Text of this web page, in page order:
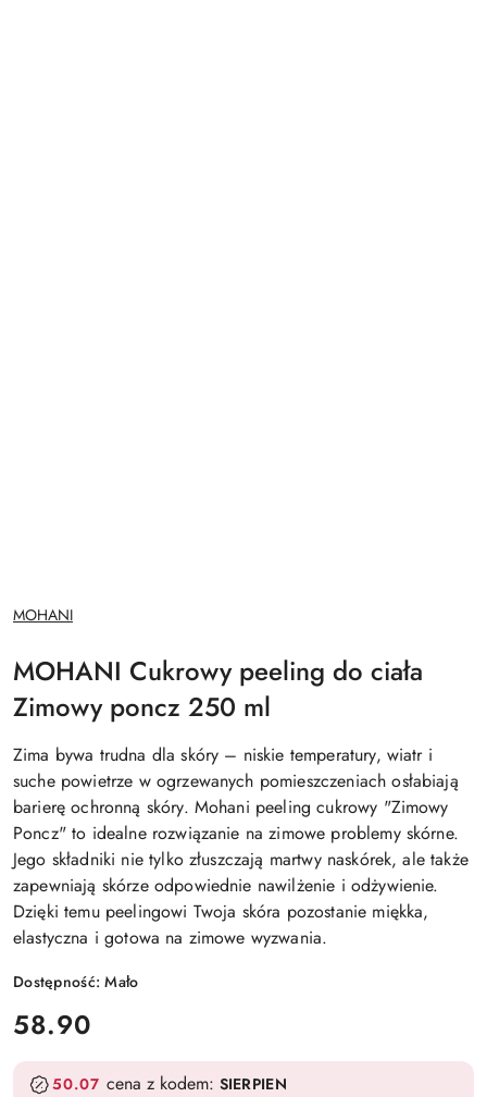
NAZWA
PRODUCENTA:
MOHANI
MOHANI Cukrowy peeling do ciała
Zimowy poncz 250 ml
Zima bywa trudna dla skóry – niskie temperatury, wiatr i
suche powietrze w ogrzewanych pomieszczeniach osłabiają
barierę ochronną skóry. Mohani peeling cukrowy "Zimowy
Poncz" to idealne rozwiązanie na zimowe problemy skórne.
Jego składniki nie tylko złuszczają martwy naskórek, ale także
zapewniają skórze odpowiednie nawilżenie i odżywienie.
Dzięki temu peelingowi Twoja skóra pozostanie miękka,
elastyczna i gotowa na zimowe wyzwania.
Dostępność:Mało
cena:
58.90
50.07 cena z kodem: SIERPIEN